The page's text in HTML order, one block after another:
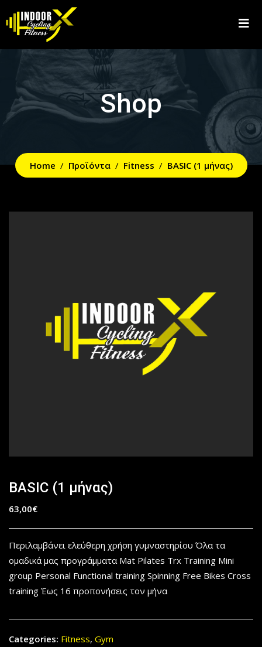
Shop
Home Προϊόντα Fitness BASIC (1 μήνας)
BASIC (1 μήνας)
63,00€
Περιλαμβάνει ελεύθερη χρήση γυμναστηρίου Όλα τα
ομαδικά μας προγράμματα Mat Pilates Trx Training Mini
group Personal Functional training Spinning Free Bikes Cross
training Έως 16 προπονήσεις τον μήνα
Categories: Fitness, Gym